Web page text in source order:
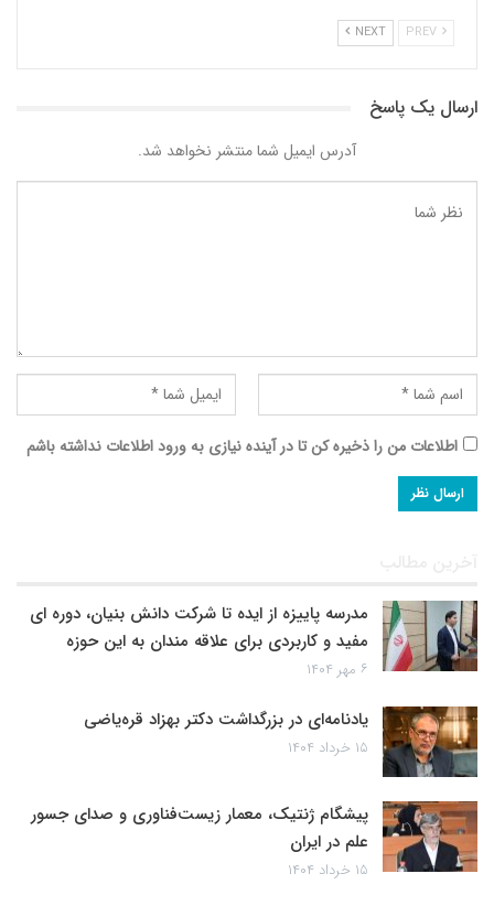
NEXT
ارسال یک پاسخ
آدرس ایمیل شما منتشر نخواهد شد.
اطلاعات من را ذخیره کن تا در آینده نیازی به ورود اطلاعات نداشته باشم
آخرین مطالب
مدرسه پاییزه از ایده تا شرکت دانش بنیان، دوره ای
مفید و کاربردی برای علاقه مندان به این حوزه
۶ مهر ۱۴۰۴
یادنامه‌ای در بزرگداشت دکتر بهزاد قره‌یاضی
۱۵ خرداد ۱۴۰۴
پیشگام ژنتیک، معمار زیست‌فناوری و صدای جسور
علم در ایران
۱۵ خرداد ۱۴۰۴